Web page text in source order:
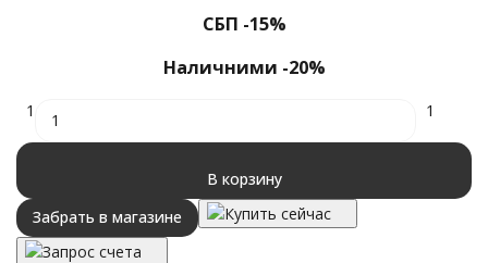
СБП -15%
Наличними -20%
1 1
В корзину
Забрать в магазине
Купить сейчас
Запрос счета